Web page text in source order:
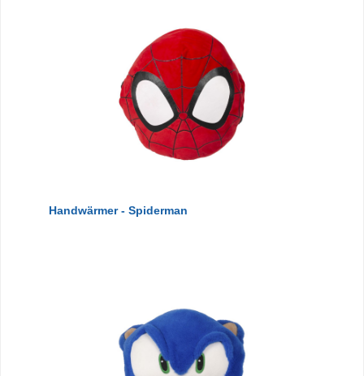
Handwärmer - Spiderman